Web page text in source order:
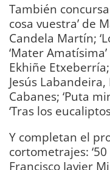
También
cosa vuestra’ de
Candela Martín;
‘Mater
Ekhiñe Etxeberría;
Jesús Labandeira,
Cabanes; ‘Puta
‘Tras los
Y completan el
cortometrajes:
Francisco Javier